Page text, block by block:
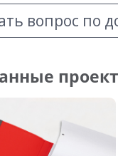
вопрос по